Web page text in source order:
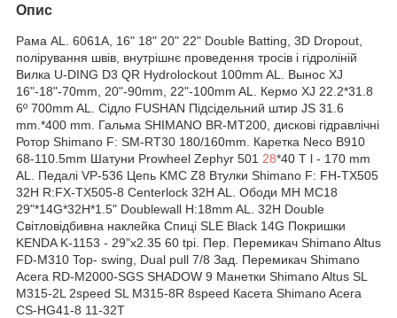
Опис
Рама AL. 6061A, 16" 18" 20" 22" Double Batting, 3D Dropout,
полірування швів, внутрішнє проведення тросів і гідроліній
Вилка U-DING D3 QR Hydrolockout 100mm AL. Вынос XJ
16"-18"-70mm, 20"-90mm, 22"-100mm AL. Кермо XJ 22.2*31.8
6º 700mm AL. Сідло FUSHAN Підсідельний штир JS 31.6
mm.*400 mm. Гальма SHIMANO BR-MT200, дискові гідравлічні
Ротор Shimano F: SM-RT30 180/160mm. Каретка Neco B910
68-110.5mm Шатуни Prowheel Zephyr 501 28*40 T l - 170 mm
AL. Педалі VP-536 Цепь KMC Z8 Втулки Shimano F: FH-TX505
32H R:FX-TX505-8 Centerlock 32H AL. Ободи MH MC18
29"*14G*32H*1.5" Doublewall H:18mm AL. 32H Double
Світловідбивна наклейка Спиці SLE Black 14G Покришки
KENDA K-1153 - 29"x2.35 60 tpi. Пер. Перемикач Shimano Altus
FD-M310 Top- swing, Dual pull 7/8 Зад. Перемикач Shimano
Acera RD-M2000-SGS SHADOW 9 Манетки Shimano Altus SL
M315-2L 2speed SL M315-8R 8speed Касета Shimano Acera
CS-HG41-8 11-32T